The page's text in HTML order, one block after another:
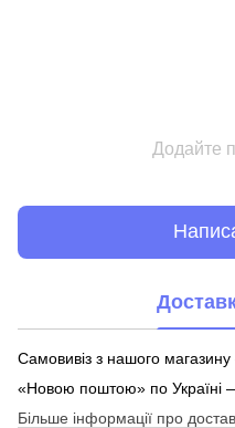
Додайте
Самовивіз з нашого
«Новою поштою» по Україні —
Більше інформації про